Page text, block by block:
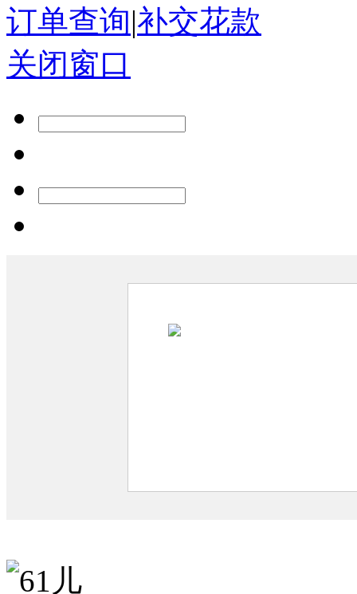
订单查询|补交花款
关闭窗口